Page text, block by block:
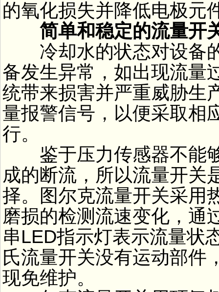
的氧化损失并降低电极元
简单和稳定的流量开
冷却水的状态对设备
备发生异常，如出现流量
统带来损害并严重威胁生
量报警信号，以便采取相
行。
鉴于压力传感器不能够
成的断流，所以流量开关
择。图尔克流量开关采用
磨损的检测流速变化，通
串LED指示灯表示流量状
氏流量开关没有运动部件
现免维护。